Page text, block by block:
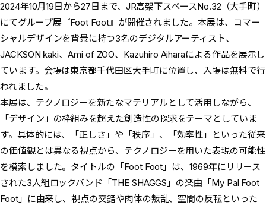
2024年10月19日から27日まで、JR高架下スペースNo.32（大手町）
にてグループ展『Foot Foot』が開催されました。本展は、コマー
シャルデザインを背景に持つ3名のデジタルアーティスト、
JACKSON kaki、Ami of ZOO、Kazuhiro Aiharaによる作品を展示し
ています。会場は東京都千代田区大手町に位置し、入場は無料で行
われました。
本展は、テクノロジーを新たなマテリアルとして活用しながら、
「デザイン」の枠組みを超えた創造性の探求をテーマとしていま
す。具体的には、「正しさ」や「秩序」、「効率性」といった従来
の価値観とは異なる視点から、テクノロジーを用いた表現の可能性
を模索しました。タイトルの「Foot Foot」は、1969年にリリース
された3人組ロックバンド「THE SHAGGS」の楽曲「My Pal Foot
Foot」に由来し、視点の交錯や肉体の叛乱、空間の反転といった